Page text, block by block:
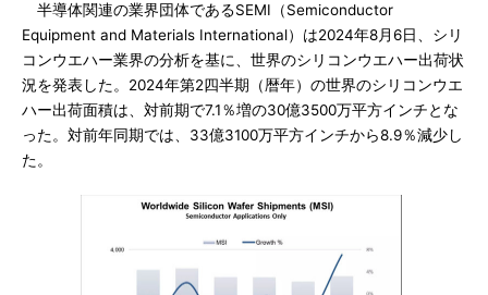
半導体関連の業界団体であるSEMI（Semiconductor
Equipment and Materials International）は2024年8月6日、シリ
コンウエハー業界の分析を基に、世界のシリコンウエハー出荷状
況を発表した。2024年第2四半期（暦年）の世界のシリコンウエ
ハー出荷面積は、対前期で7.1％増の30億3500万平方インチとな
った。対前年同期では、33億3100万平方インチから8.9％減少し
た。